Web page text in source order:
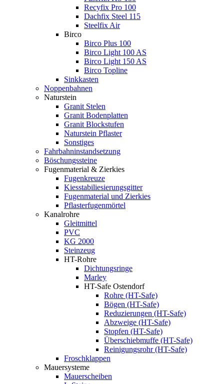
Recyfix Pro 100
Dachfix Steel 115
Steelfix Air
Birco
Birco Plus 100
Birco Light 100 AS
Birco Light 150 AS
Birco Topline
Sinkkasten
Noppenbahnen
Naturstein
Granit Stelen
Granit Bodenplatten
Granit Blockstufen
Naturstein Pflaster
Sonstiges
Fahrbahninstandsetzung
Böschungssteine
Fugenmaterial & Zierkies
Fugenkreuze
Kiesstabiliesierungsgitter
Fugenmaterial und Zierkies
Pflasterfugenmörtel
Kanalrohre
Gleitmittel
PVC
KG 2000
Steinzeug
HT-Rohre
Dichtungsringe
Marley
HT-Safe Ostendorf
Rohre (HT-Safe)
Bögen (HT-Safe)
Reduzierungen (HT-Safe)
Abzweige (HT-Safe)
Stopfen (HT-Safe)
Überschiebmuffe (HT-Safe)
Reinigungsrohr (HT-Safe)
Froschklappen
Mauersysteme
Mauerscheiben